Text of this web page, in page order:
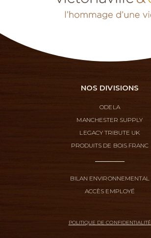
NOS DIVISIONS
ODELA
MANCHESTER SUPPLY
LEGACY TRIBUTE UK
PRODUITS DE BOIS FRANC
BILAN ENVIRONNEMENTAL
ACCÈS EMPLOYÉ
POLITIQUE DE CONFIDENTIALITÉ